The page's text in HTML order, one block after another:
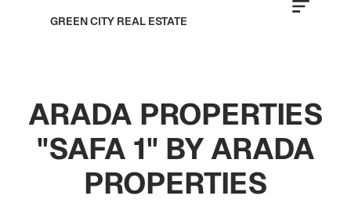
GREEN CITY REAL ESTATE
ARADA PROPERTIES
"SAFA 1" BY ARADA
PROPERTIES